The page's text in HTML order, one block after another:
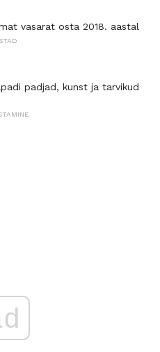
vasarat osta 2018. aastal
padjad, kunst ja tarvikud